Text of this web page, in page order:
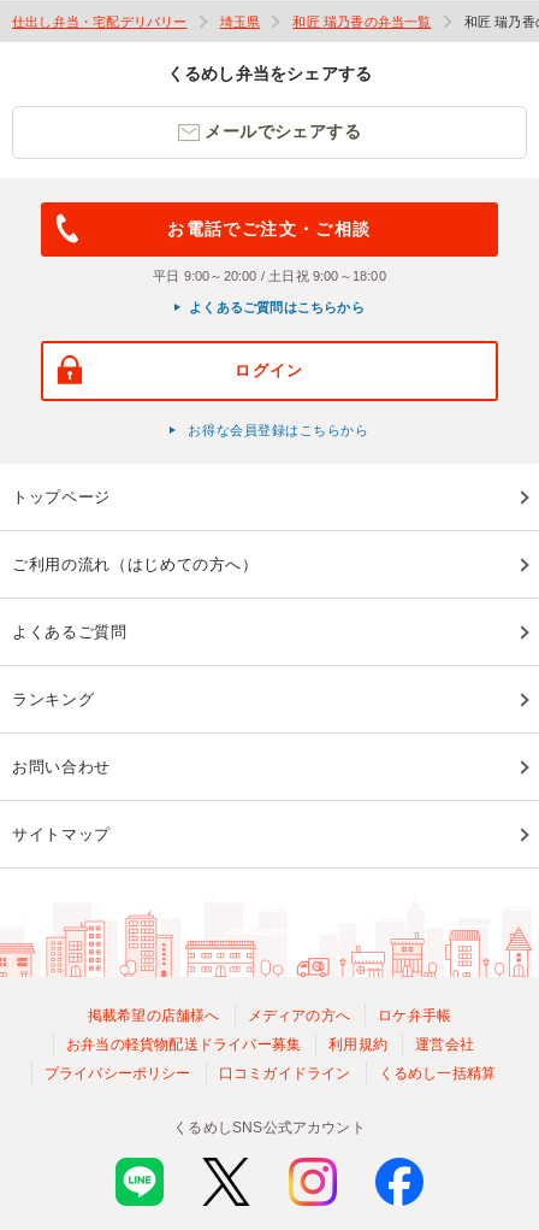
仕出し弁当・宅配デリバリー 埼玉県 和匠 瑞乃香の弁当一覧 和匠 瑞乃香
くるめし弁当をシェアする
メールでシェアする
お電話でご注文・ご相談
平日 9:00～20:00 / 土日祝 9:00～18:00
よくあるご質問はこちらから
ログイン
お得な会員登録はこちらから
トップページ
ご利用の流れ（はじめての方へ）
よくあるご質問
ランキング
お問い合わせ
サイトマップ
掲載希望の店舗様へ メディアの方へ
ロケ弁手帳
お弁当の軽貨物配送ドライバー募集
利用規約
運営会社
プライバシーポリシー
口コミガイドライン くるめし一括精算
くるめしSNS公式アカウント